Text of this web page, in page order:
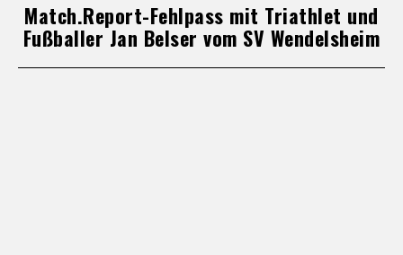
Match.Report-Fehlpass mit Triathlet und
Fußballer Jan Belser vom SV Wendelsheim